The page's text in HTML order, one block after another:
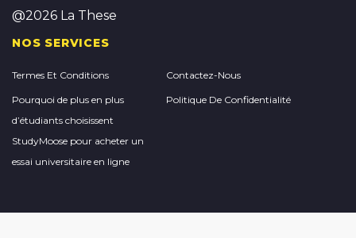
@2026 La These
NOS SERVICES
Termes Et Conditions Contactez-Nous
Pourquoi de plus en plus
d’étudiants choisissent
StudyMoose pour acheter un
essai universitaire en ligne
Politique De Confidentialité